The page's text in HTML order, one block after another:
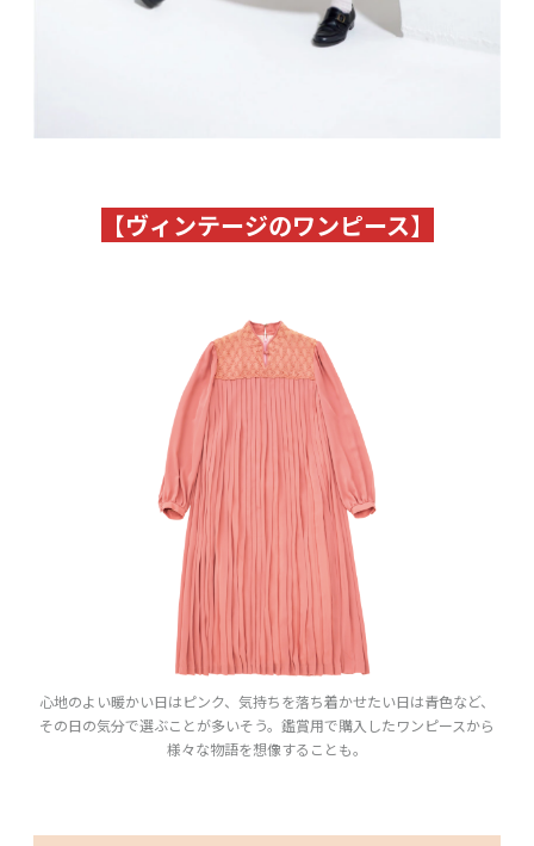
【ヴィンテージのワンピース】
心地のよい暖かい日はピンク、気持ちを落ち着かせたい日は青色など、
その日の気分で選ぶことが多いそう。鑑賞用で購入したワンピースから
様々な物語を想像することも。